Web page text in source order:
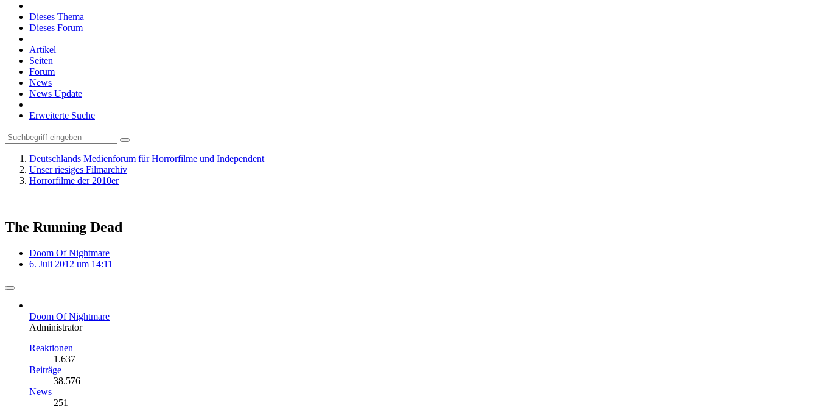
Dieses Thema
Dieses Forum
Artikel
Seiten
Forum
News
News Update
Erweiterte Suche
Deutschlands Medienforum für Horrorfilme und Independent
Unser riesiges Filmarchiv
Horrorfilme der 2010er
The Running Dead
Doom Of Nightmare
6. Juli 2012 um 14:11
Doom Of Nightmare
Administrator
Reaktionen
1.637
Beiträge
38.576
News
251